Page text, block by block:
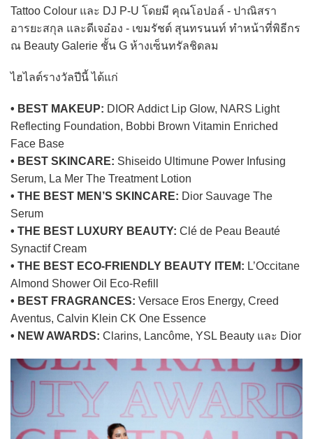
Tattoo Colour และ DJ P-U โดยมี คุณโอปอล์ - ปาณิสรา
อารยะสกุล และดีเจอ๋อง - เขมรัชต์ สุนทรนนท์ ทำหน้าที่พิธีกร
ณ Beauty Galerie ชั้น G ห้างเซ็นทรัลชิดลม
ไฮไลต์รางวัลปีนี้ ได้แก่
• BEST MAKEUP: DIOR Addict Lip Glow, NARS Light
Reflecting Foundation, Bobbi Brown Vitamin Enriched
Face Base
• BEST SKINCARE: Shiseido Ultimune Power Infusing
Serum, La Mer The Treatment Lotion
• THE BEST MEN’S SKINCARE: Dior Sauvage The
Serum
• THE BEST LUXURY BEAUTY: Clé de Peau Beauté
Synactif Cream
• THE BEST ECO-FRIENDLY BEAUTY ITEM: L’Occitane
Almond Shower Oil Eco-Refill
• BEST FRAGRANCES: Versace Eros Energy, Creed
Aventus, Calvin Klein CK One Essence
• NEW AWARDS: Clarins, Lancôme, YSL Beauty และ Dior